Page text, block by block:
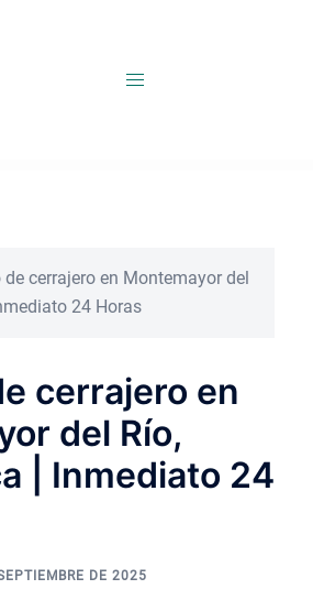
de cerrajero en Montemayor del
24 Horas
cerrajero en
del Río,
| Inmediato 24
DE 2025